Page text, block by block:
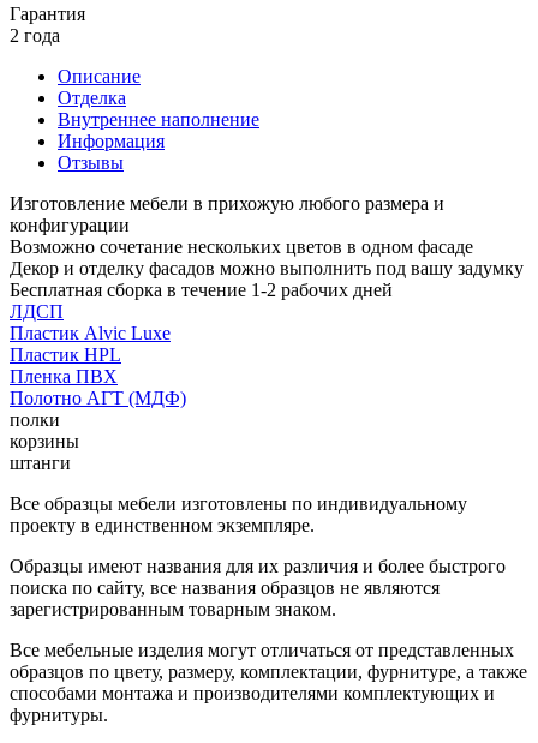
Гарантия
2 года
Описание
Отделка
Внутреннее наполнение
Информация
Отзывы
Изготовление мебели в прихожую любого размера и
конфигурации
Возможно сочетание нескольких цветов в одном фасаде
Декор и отделку фасадов можно выполнить под вашу задумку
Бесплатная сборка в течение 1-2 рабочих дней
ЛДСП
Пластик Alvic Luxe
Пластик HPL
Пленка ПВХ
Полотно АГТ (МДФ)
полки
корзины
штанги
Все образцы мебели изготовлены по индивидуальному
проекту в единственном экземпляре.
Образцы имеют названия для их различия и более быстрого
поиска по сайту, все названия образцов не являются
зарегистрированным товарным знаком.
Все мебельные изделия могут отличаться от представленных
образцов по цвету, размеру, комплектации, фурнитуре, а также
способами монтажа и производителями комплектующих и
фурнитуры.